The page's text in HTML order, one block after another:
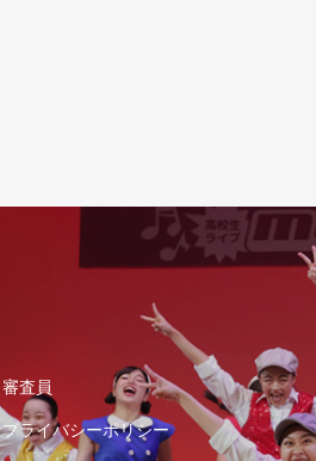
審査員
プライバシーポリシー